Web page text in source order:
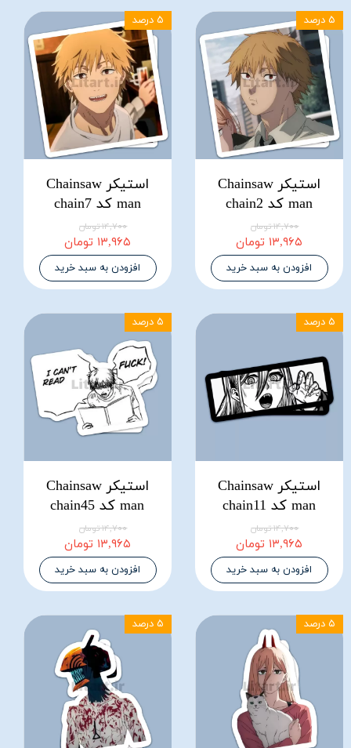
استیکر Chainsaw
man کد chain2
۱۴,۷۰۰ تومان
۱۳,۹۶۵ تومان
افزودن به سبد خرید
۵ درصد
استیکر Chainsaw
man کد chain7
۱۴,۷۰۰ تومان
۱۳,۹۶۵ تومان
افزودن به سبد خرید
۵ درصد
استیکر Chainsaw
man کد chain11
۱۴,۷۰۰ تومان
۱۳,۹۶۵ تومان
افزودن به سبد خرید
۵ درصد
استیکر Chainsaw
man کد chain45
۱۴,۷۰۰ تومان
۱۳,۹۶۵ تومان
افزودن به سبد خرید
۵ درصد
۵ درصد ۵ درصد